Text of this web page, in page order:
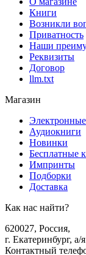
Книги
Возникли
Приватность
Наши
Реквизиты
Договор
llm.txt
Магазин
Аудиокниги
Новинки
Бесплатные
Импринты
Подборки
Доставка
Как нас найти?
620027, Россия,
г. Екатеринбург, а/
Контактный